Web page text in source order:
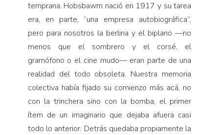
temprana. Hobsbawm nació en 1917 y su tarea
era, en parte, “una empresa autobiográfica”,
pero para nosotros la berlina y el biplano —no
menos que el sombrero y el corsé, el
gramófono o el cine mudo— eran parte de una
realidad del todo obsoleta. Nuestra memoria
colectiva había fijado su comienzo más acá, no
con la trinchera sino con la bomba, el primer
ítem de un imaginario que dejaba afuera casi
todo lo anterior. Detrás quedaba propiamente la